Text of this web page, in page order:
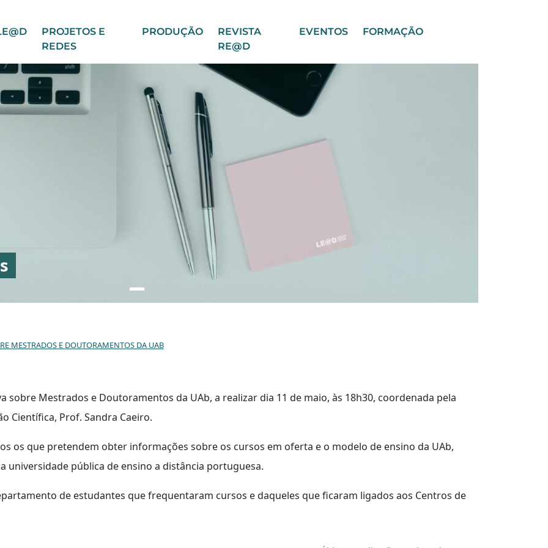
PROJETOS E
REDES
PRODUÇÃO
REVISTA
RE@D
EVENTOS FORMAÇÃO
MESTRADOS E DOUTORAMENTOS DA UAB
sobre Mestrados e Doutoramentos da UAb, a realizar dia 11 de maio, às 18h30, coordenada pela
Científica, Prof. Sandra Caeiro.
os que pretendem obter informações sobre os cursos em oferta e o modelo de ensino da UAb,
universidade pública de ensino a distância portuguesa.
de estudantes que frequentaram cursos e daqueles que ficaram ligados aos Centros de